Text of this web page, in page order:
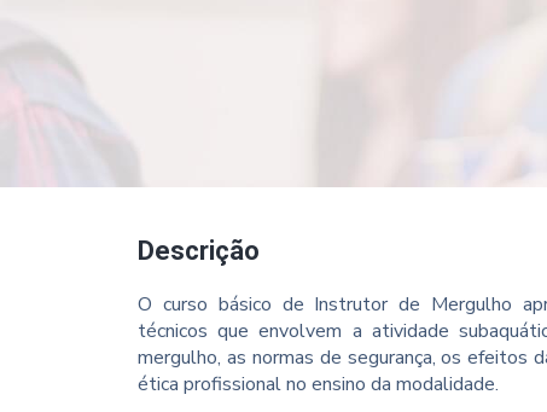
Descrição
O curso básico de Instrutor de Mergulho
técnicos que envolvem a atividade
mergulho, as normas de segurança, os efeitos
ética profissional no ensino da modalidade.